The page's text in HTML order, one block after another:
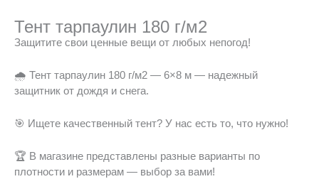
Тент тарпаулин 180 г/м2
Защитите свои ценные вещи от любых непогод!
🌧️ Тент тарпаулин 180 г/м2 — 6×8 м — надежный
защитник от дождя и снега.
🎯 Ищете качественный тент? У нас есть то, что нужно!
🏆 В магазине представлены разные варианты по
плотности и размерам — выбор за вами!